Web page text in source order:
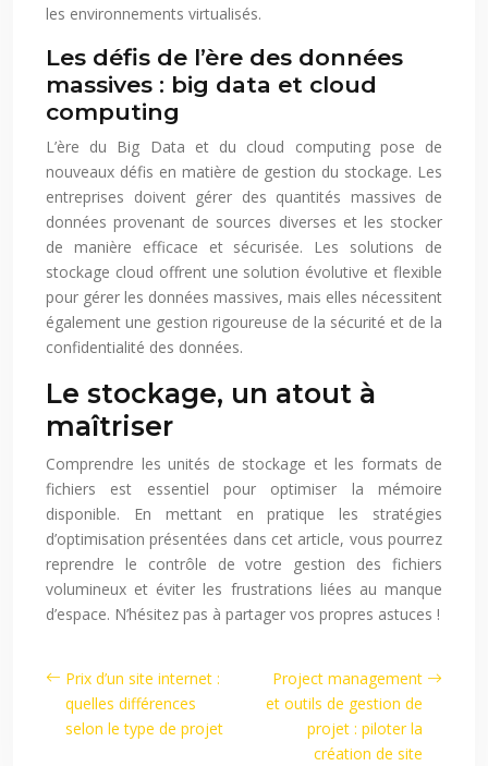
les environnements virtualisés.
Les défis de l’ère des données
massives : big data et cloud
computing
L’ère du Big Data et du cloud computing pose de
nouveaux défis en matière de gestion du stockage. Les
entreprises doivent gérer des quantités massives de
données provenant de sources diverses et les stocker
de manière efficace et sécurisée. Les solutions de
stockage cloud offrent une solution évolutive et flexible
pour gérer les données massives, mais elles nécessitent
également une gestion rigoureuse de la sécurité et de la
confidentialité des données.
Le stockage, un atout à
maîtriser
Comprendre les unités de stockage et les formats de
fichiers est essentiel pour optimiser la mémoire
disponible. En mettant en pratique les stratégies
d’optimisation présentées dans cet article, vous pourrez
reprendre le contrôle de votre gestion des fichiers
volumineux et éviter les frustrations liées au manque
d’espace. N’hésitez pas à partager vos propres astuces !
Prix d’un site internet :
quelles différences
selon le type de projet
Project management
et outils de gestion de
projet : piloter la
création de site